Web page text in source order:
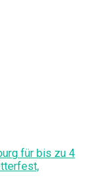
für bis zu 4